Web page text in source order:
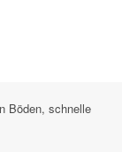
Böden, schnelle